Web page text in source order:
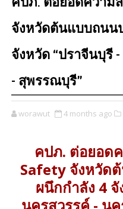
จังหวัดต้นแบบถนน
จังหวัด “ปราจีนบุรี
- สุพรรณบุรี”
worawut 4 months ago
คปภ. ต่อยอดค
Safety จังหวัด
ผนึกกำลัง 4